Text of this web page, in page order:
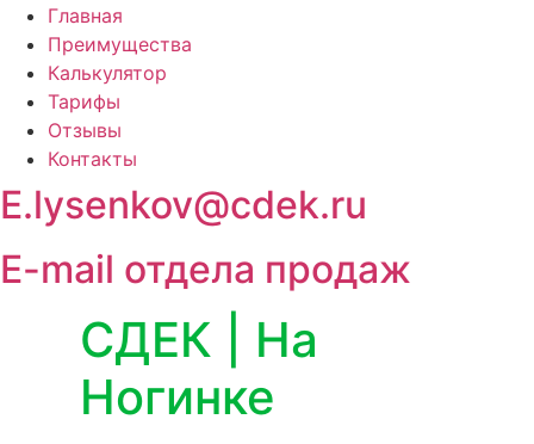
Главная
Преимущества
Калькулятор
Тарифы
Отзывы
Контакты
E.lysenkov@cdek.ru
E-mail отдела продаж
СДЕК | На
Ногинке